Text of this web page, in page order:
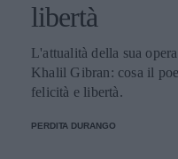
libertà
L'attualità della sua
Khalil Gibran: cosa il
felicità e libertà.
PERDITA DURANGO